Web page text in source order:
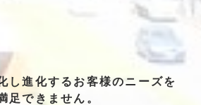
し進化する お客様のニーズを
足できません。